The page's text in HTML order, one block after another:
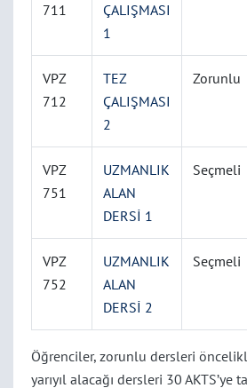
711
ÇALIŞMASI
1
VPZ
712
TEZ
ÇALIŞMASI
2
Zorunlu
VPZ
751
UZMANLIK
ALAN
DERSİ 1
Seçmeli
VPZ
752
UZMANLIK
ALAN
DERSİ 2
Seçmeli
Öğrenciler, zorunlu dersleri
yarıyıl alacağı dersleri 30 AKTS’ye